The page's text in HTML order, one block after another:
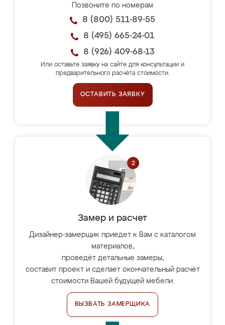
Позвоните по номерам
8 (800) 511-89-55
8 (495) 665-24-01
8 (926) 409-68-13
Или оставьте заявку на сайте для консультации и
предварительного расчёта стоимости.
ОСТАВИТЬ ЗАЯВКУ
Замер и расчет
Дизайнер-замерщик приедет к Вам с каталогом
материалов,
проведёт детальные замеры,
составит проект и сделает окончательный расчёт
стоимости Вашей будущей мебели.
ВЫЗВАТЬ ЗАМЕРЩИКА